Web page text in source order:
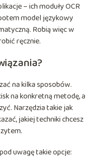
– ich moduły OCR
model językowy
Robią więc w
ręcznie.
na kilka sposobów.
na konkretną metodę, a
Narzędzia takie jak
jakiej techniki chcesz
uwagę takie opcje: